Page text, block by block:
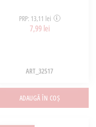
PRP: 13,11 lei
7,99 lei
ART_32517
ADAUGĂ ÎN COȘ